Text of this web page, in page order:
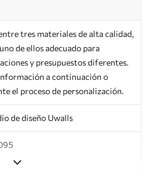
tres materiales de alta calidad,
de ellos adecuado para
y presupuestos diferentes.
a continuación o
el proceso de personalización.
de diseño Uwalls